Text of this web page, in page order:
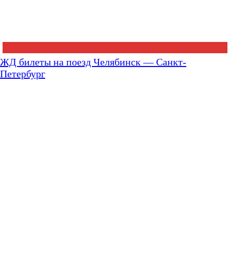
ЖД билеты на поезд Челябинск — Санкт-
Петербург